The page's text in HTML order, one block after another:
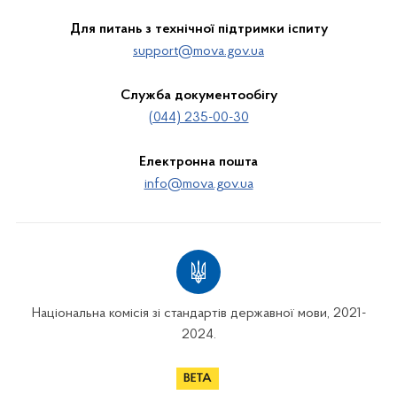
Для питань з технічної підтримки іспиту
support@mova.gov.ua
Служба документообігу
(044) 235-00-30
Електронна пошта
info@mova.gov.ua
Національна комісія зі стандартів державної мови, 2021-
2024.